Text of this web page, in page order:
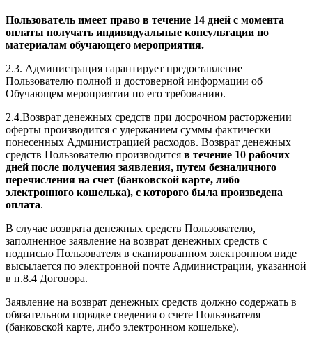
Пользователь имеет право в течение 14 дней с момента
оплаты получать индивидуальные консультации по
материалам обучающего мероприятия.
2.3. Администрация гарантирует предоставление
Пользователю полной и достоверной информации об
Обучающем мероприятии по его требованию.
2.4.Возврат денежных средств при досрочном расторжении
оферты производится с удержанием суммы фактически
понесенных Администрацией расходов. Возврат денежных
средств Пользователю производится в течение 10 рабочих
дней после получения заявления, путем безналичного
перечисления на счет (банковской карте, либо
электронного кошелька), с которого была произведена
оплата.
В случае возврата денежных средств Пользователю,
заполненное заявление на возврат денежных средств с
подписью Пользователя в сканированном электронном виде
высылается по электронной почте Администрации, указанной
в п.8.4 Договора.
Заявление на возврат денежных средств должно содержать в
обязательном порядке сведения о счете Пользователя
(банковской карте, либо электронном кошельке).